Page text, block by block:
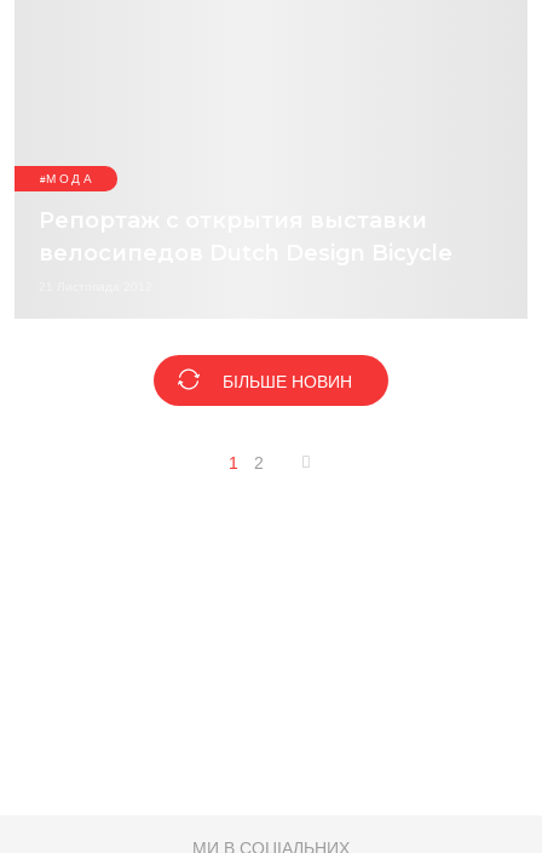
МОДА
Репортаж с открытия выставки
велосипедов Dutch Design Bicycle
БІЛЬШЕ НОВИН
1 2
МИ В СОЦІАЛЬНИХ